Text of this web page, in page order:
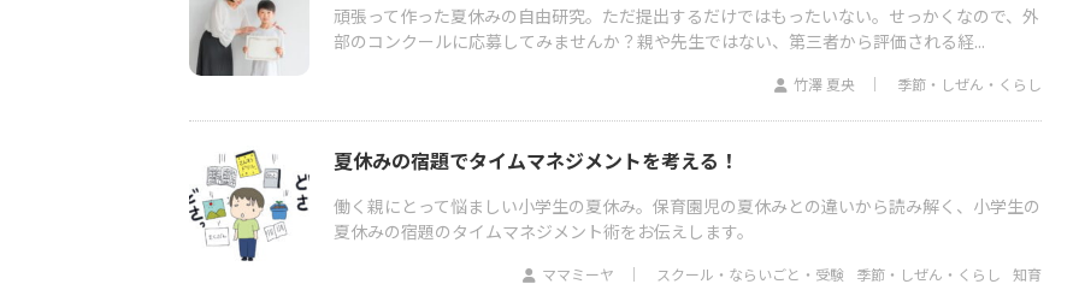
頑張って作った夏休みの自由研究。ただ提出するだけではもったいない。せっかくなので、外
部のコンクールに応募してみませんか？親や先生ではない、第三者から評価される経...
竹澤 夏央 季節・しぜん・くらし
夏休みの宿題でタイムマネジメントを考える！
働く親にとって悩ましい小学生の夏休み。保育園児の夏休みとの違いから読み解く、小学生の
夏休みの宿題のタイムマネジメント術をお伝えします。
ママミーヤ スクール・ならいごと・受験 季節・しぜん・くらし 知育